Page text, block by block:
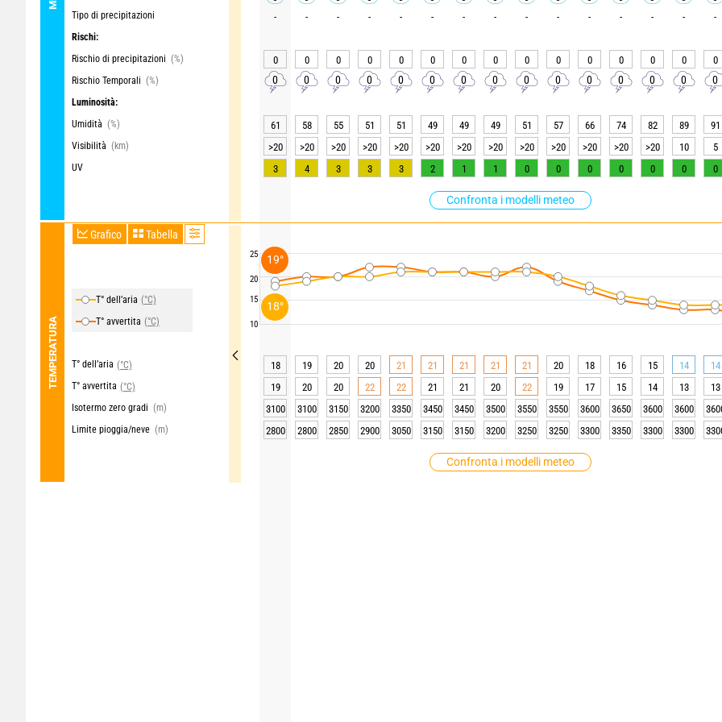
Tipo di precipitazioni
Rischi:
Rischio di precipitazioni (%)
Rischio Temporali (%)
Luminosità:
Umidità (%)
Visibilità (km)
UV
Confronta i modelli meteo
TEMPERATURA
Grafico Tabella
T° dell’aria (°C)
T° avvertita (°C)
T° dell’aria (°C)
T° avvertita (°C)
Isotermo zero gradi (m)
Limite pioggia/neve (m)
Confronta i modelli meteo
25
20
15
10
- - - - - - - - - - - - - - -
0 0 0 0 0 0 0 0 0 0 0 0 0 0 0
0 0 0 0 0 0 0 0 0 0 0 0 0 0 0
61 58 55 51 51 49 49 49 51 57 66 74 82 89 91
>20
>20 >20 >20 >20 >20 >20 >20 >20 >20 >20 >20 >20 10 5
3
4 3 3 3 2 1 1 0 0 0 0 0 0 0
18 19 20 20 21 21 21 21 21 20 18 16 15 14 14
19
20 20 22 22 21 21 20 22 19 17 15 14 13 13
3100
3100 3150 3200 3350 3450 3450 3500 3550 3550 3600 3650 3600 3600
2800
2800 2850 2900 3050 3150 3150 3200 3250 3250 3300 3350 3300 3300
18°
19°